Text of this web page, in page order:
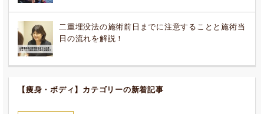
二重埋没法の施術前日までに注意することと施術当
日の流れを解説！
【痩身・ボディ】カテゴリーの新着記事